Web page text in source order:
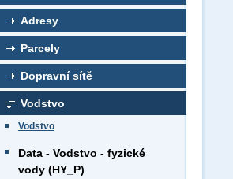
Adresy
Parcely
Dopravní sítě
Vodstvo
Vodstvo
Data - Vodstvo - fyzické
vody (HY_P)